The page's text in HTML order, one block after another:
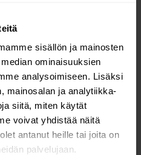
sisällön ja mainosten
ominaisuuksien
analysoimiseen. Lisäksi
mainosalan ja analytiikka-
siitä, miten käytät
voivat yhdistää näitä
antanut heille tai joita on
palvelujaan.
integraatio käyttöön
Siirry sieltä Volkswagen
ja yhdistä ajoneuvosi
(VIN, rekisterinumero,
seurata ohjeita Help